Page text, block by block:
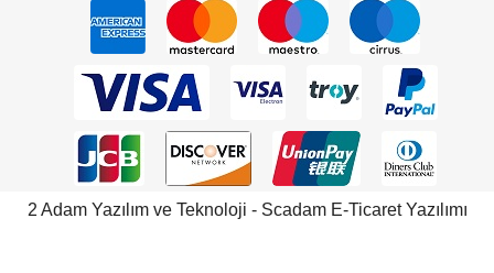
2 Adam Yazılım ve Teknoloji - Scadam E-Ticaret Yazılımı